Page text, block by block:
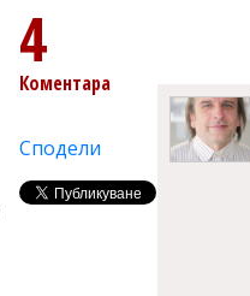
4
Коментара
Сподели